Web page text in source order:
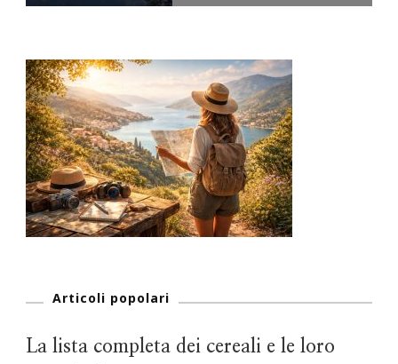
Articoli popolari
La lista completa dei cereali e le loro